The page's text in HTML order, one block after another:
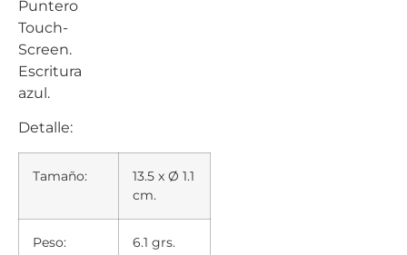
Puntero
Touch-
Screen.
Escritura
azul.
Detalle:
Tamaño:
13.5 x Ø 1.1
cm.
Peso: 6.1 grs.